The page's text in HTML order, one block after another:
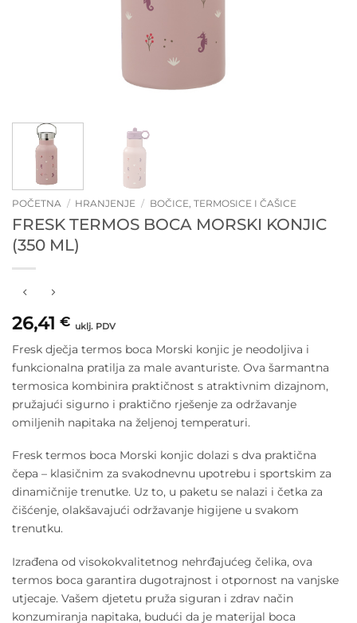
POČETNA / HRANJENJE / BOČICE, TERMOSICE I ČAŠICE
FRESK TERMOS BOCA MORSKI KONJIC
(350 ML)
26,41 € uklj. PDV
Fresk dječja termos boca Morski konjic je neodoljiva i
funkcionalna pratilja za male avanturiste. Ova šarmantna
termosica kombinira praktičnost s atraktivnim dizajnom,
pružajući sigurno i praktično rješenje za održavanje
omiljenih napitaka na željenoj temperaturi.
Fresk termos boca Morski konjic dolazi s dva praktična
čepa – klasičnim za svakodnevnu upotrebu i sportskim za
dinamičnije trenutke. Uz to, u paketu se nalazi i četka za
čišćenje, olakšavajući održavanje higijene u svakom
trenutku.
Izrađena od visokokvalitetnog nehrđajućeg čelika, ova
termos boca garantira dugotrajnost i otpornost na vanjske
utjecaje. Vašem djetetu pruža siguran i zdrav način
konzumiranja napitaka, budući da je materijal boca